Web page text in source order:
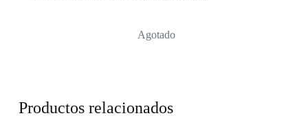
Agotado
Productos relacionados